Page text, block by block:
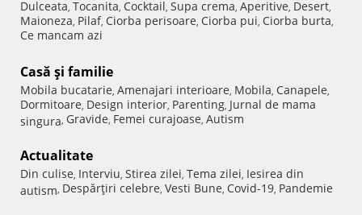
Dulceata, Tocanita, Cocktail, Supa crema, Aperitive, Desert,
Maioneza, Pilaf, Ciorba perisoare, Ciorba pui, Ciorba burta,
Ce mancam azi
Casă şi familie
Mobila bucatarie, Amenajari interioare, Mobila, Canapele,
Dormitoare, Design interior, Parenting, Jurnal de mama
singura, Gravide, Femei curajoase, Autism
Actualitate
Din culise, Interviu, Stirea zilei, Tema zilei, Iesirea din
autism, Despărţiri celebre, Vesti Bune, Covid-19, Pandemie